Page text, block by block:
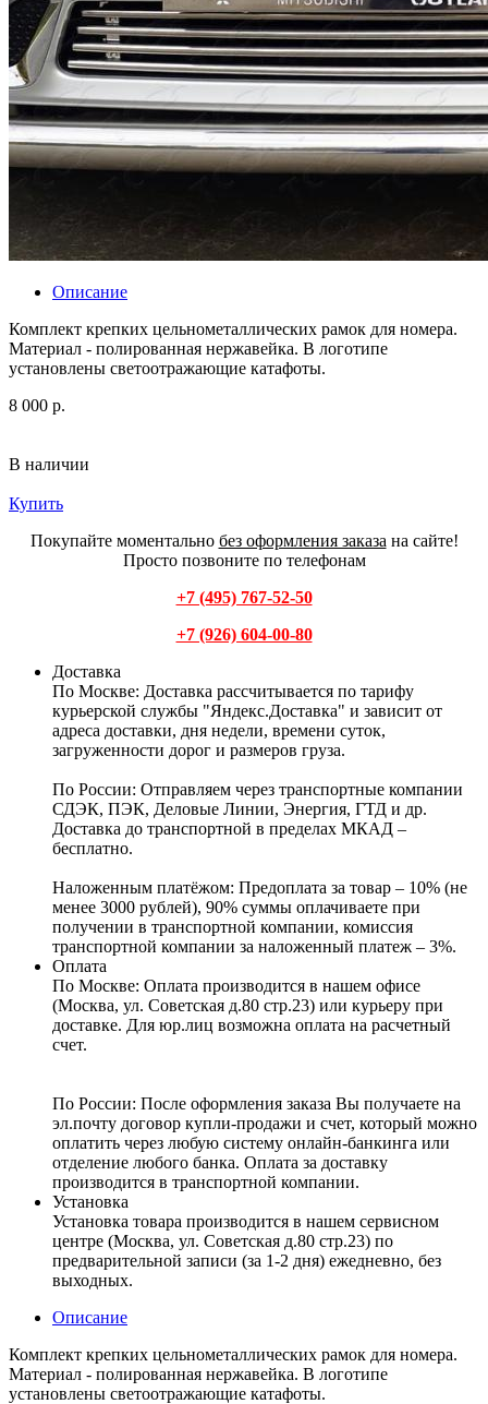
Описание
Комплект крепких цельнометаллических рамок для номера.
Материал - полированная нержавейка. В логотипе
установлены светоотражающие катафоты.
8 000 р.
В наличии
Купить
Покупайте моментально без оформления заказа на сайте!
Просто позвоните по телефонам
+7 (495) 767-52-50
+7 (926) 604-00-80
Доставка
По Москве: Доставка рассчитывается по тарифу
курьерской службы "Яндекс.Доставка" и зависит от
адреса доставки, дня недели, времени суток,
загруженности дорог и размеров груза.
По России: Отправляем через транспортные компании
СДЭК, ПЭК, Деловые Линии, Энергия, ГТД и др.
Доставка до транспортной в пределах МКАД –
бесплатно.
Наложенным платёжом: Предоплата за товар – 10% (не
менее 3000 рублей), 90% суммы оплачиваете при
получении в транспортной компании, комиссия
транспортной компании за наложенный платеж – 3%.
Оплата
По Москве: Оплата производится в нашем офисе
(Москва, ул. Советская д.80 стр.23) или курьеру при
доставке. Для юр.лиц возможна оплата на расчетный
счет.
По России: После оформления заказа Вы получаете на
эл.почту договор купли-продажи и счет, который можно
оплатить через любую систему онлайн-банкинга или
отделение любого банка. Оплата за доставку
производится в транспортной компании.
Установка
Установка товара производится в нашем сервисном
центре (Москва, ул. Советская д.80 стр.23) по
предварительной записи (за 1-2 дня) ежедневно, без
выходных.
Описание
Комплект крепких цельнометаллических рамок для номера.
Материал - полированная нержавейка. В логотипе
установлены светоотражающие катафоты.